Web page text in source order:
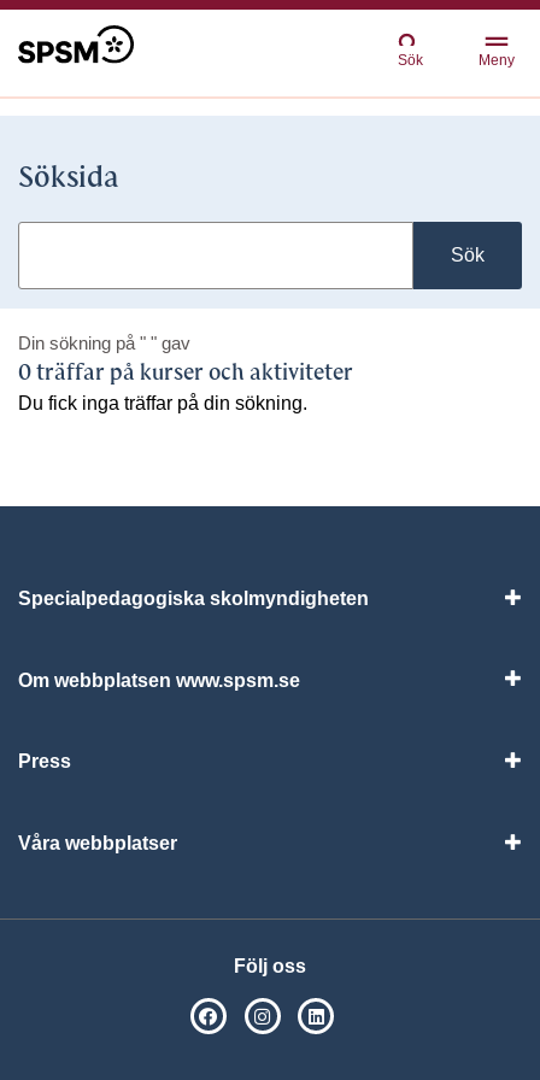
Sök Meny
Söksida
Sök
Din sökning på " " gav
0 träffar på kurser och aktiviteter
Du fick inga träffar på din sökning.
Specialpedagogiska skolmyndigheten
Om webbplatsen www.spsm.se
Press
Våra webbplatser
Följ oss
SPSM på Facebook
SPSM på Instagram